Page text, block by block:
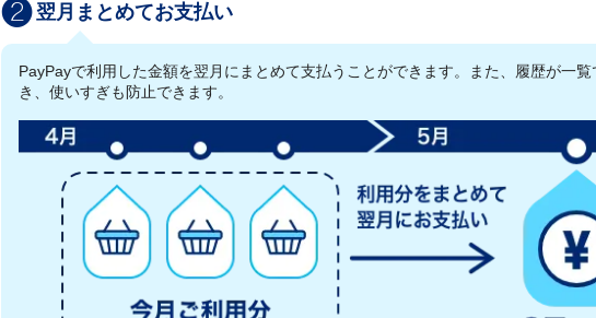
翌月まとめてお支払い
PayPayで利用した金額を翌月にまとめて支払うことができます。また、履歴が一
き、使いすぎも防止できます。